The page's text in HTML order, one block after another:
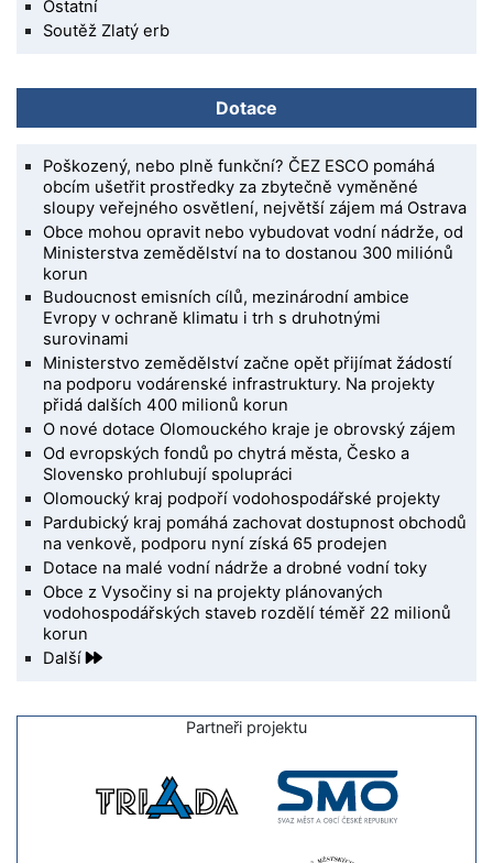
Ostatní
Soutěž Zlatý erb
Dotace
Poškozený, nebo plně funkční? ČEZ ESCO pomáhá
obcím ušetřit prostředky za zbytečně vyměněné
sloupy veřejného osvětlení, největší zájem má Ostrava
Obce mohou opravit nebo vybudovat vodní nádrže, od
Ministerstva zemědělství na to dostanou 300 miliónů
korun
Budoucnost emisních cílů, mezinárodní ambice
Evropy v ochraně klimatu i trh s druhotnými
surovinami
Ministerstvo zemědělství začne opět přijímat žádostí
na podporu vodárenské infrastruktury. Na projekty
přidá dalších 400 milionů korun
O nové dotace Olomouckého kraje je obrovský zájem
Od evropských fondů po chytrá města, Česko a
Slovensko prohlubují spolupráci
Olomoucký kraj podpoří vodohospodářské projekty
Pardubický kraj pomáhá zachovat dostupnost obchodů
na venkově, podporu nyní získá 65 prodejen
Dotace na malé vodní nádrže a drobné vodní toky
Obce z Vysočiny si na projekty plánovaných
vodohospodářských staveb rozdělí téměř 22 milionů
korun
Další
Partneři projektu